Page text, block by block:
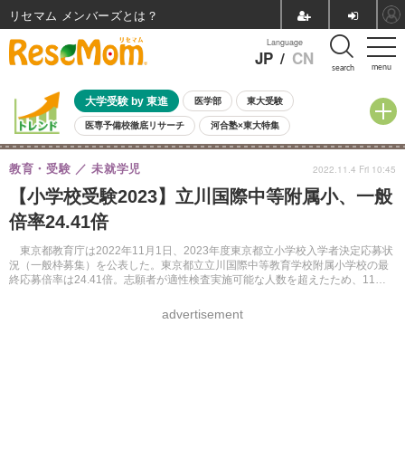
menu
Language
JP / CN search
大学受験 by 東進 医学部 東大受験
医専予備校徹底リサーチ 河合塾×東大特集
親子で考える大学選び 高校受験 中学受験 小学校受験
共通テスト 夏休み
8月開催イベント・WS 全国公立高校 過去問 人気記事
自由研究教材（小学生向け）
【小学校受験2023】立川国際中等附属小、一般
倍率24.41倍
東京都教育庁は2022年11月1日、2023年度東京都立小学校入学者決定応募状
況（一般枠募集）を公表した。東京都立立川国際中等教育学校附属小学校の最
終応募倍率は24.41倍。志願者が適性検査実施可能な人数を超えたため、11月
教育・受験 未就学児
advertisement
2022.11.4 Fri 10:45
リセマム メンバーズ